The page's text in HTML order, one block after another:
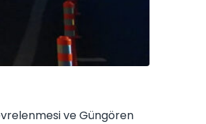
ve Güngören